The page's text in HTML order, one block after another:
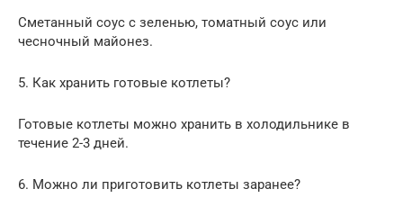
Сметанный соус с зеленью, томатный соус или
чесночный майонез.
5. Как хранить готовые котлеты?
Готовые котлеты можно хранить в холодильнике в
течение 2-3 дней.
6. Можно ли приготовить котлеты заранее?